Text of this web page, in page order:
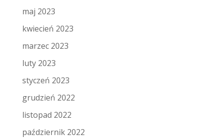
maj 2023
kwiecień 2023
marzec 2023
luty 2023
styczeń 2023
grudzień 2022
listopad 2022
październik 2022